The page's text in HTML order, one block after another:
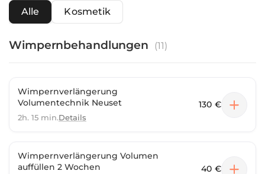
Alle Kosmetik
Wimpernbehandlungen (11)
Wimpernverlängerung
Volumentechnik Neuset
2h. 15 min.Details
130 €
Wimpernverlängerung Volumen
auffüllen 2 Wochen
40 €